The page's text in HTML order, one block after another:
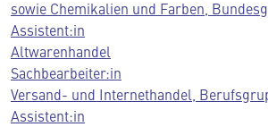
sowie Chemikalien und Farben,
Assistent:in
Altwarenhandel
Sachbearbeiter:in
Versand- und Internethandel,
Assistent:in